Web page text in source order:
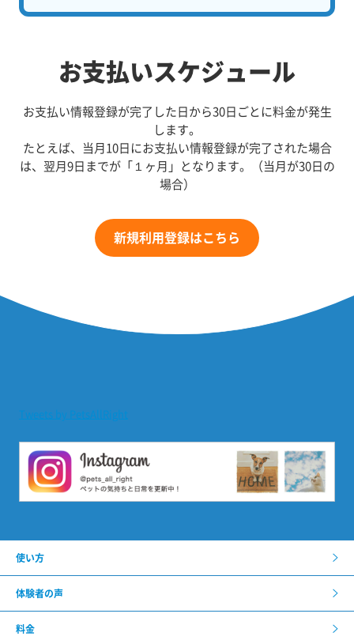
お支払いスケジュール
お支払い情報登録が完了した日から30日ごとに料金が発生
します。
たとえば、当月10日にお支払い情報登録が完了された場合
は、翌月9日までが「１ヶ月」となります。（当月が30日の
場合）
新規利用登録はこちら
Tweets by PetsAllRight
使い方
体験者の声
料金